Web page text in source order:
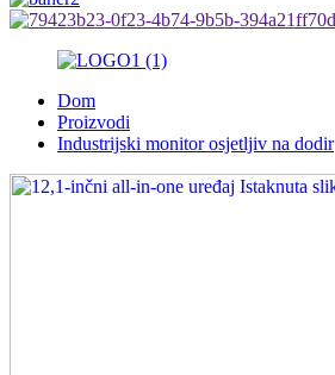
Dom
Proizvodi
Industrijski monitor osjetljiv na dodir